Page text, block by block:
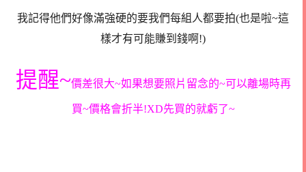
我記得他們好像滿強硬的要我們每組人都要拍(也是啦~這
樣才有可能賺到錢啊!)
提醒~價差很大~如果想要照片留念的~可以離場時再
買~價格會折半!XD先買的就虧了~